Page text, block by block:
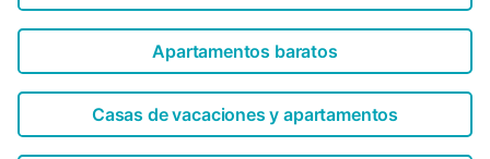
Apartamentos baratos
Casas de vacaciones y apartamentos